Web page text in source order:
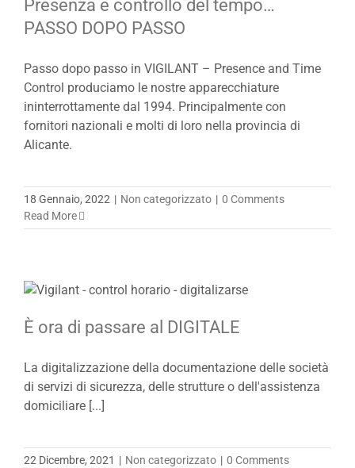
Presenza e controllo del tempo…
PASSO DOPO PASSO
Passo dopo passo in VIGILANT – Presence and Time
Control produciamo le nostre apparecchiature
ininterrottamente dal 1994. Principalmente con
fornitori nazionali e molti di loro nella provincia di
Alicante.
18 Gennaio, 2022 | Non categorizzato | 0 Comments
Read More
È ora di passare al DIGITALE
La digitalizzazione della documentazione delle società
di servizi di sicurezza, delle strutture o dell'assistenza
domiciliare [...]
22 Dicembre, 2021 | Non categorizzato | 0 Comments